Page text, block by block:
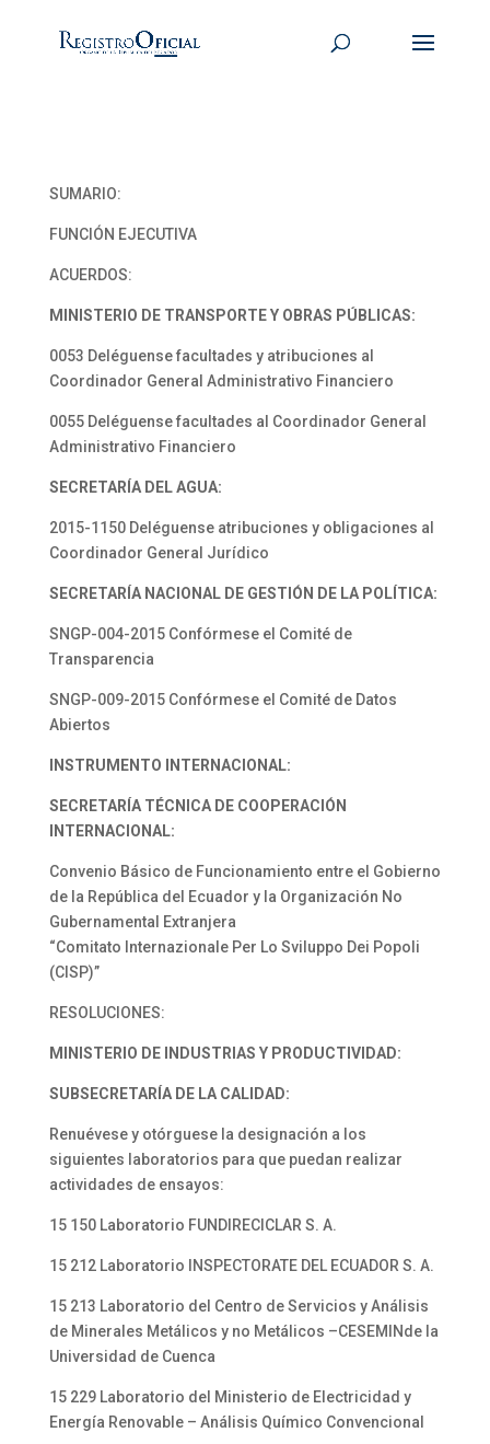
SUMARIO:
FUNCIÓN EJECUTIVA
ACUERDOS:
MINISTERIO DE TRANSPORTE Y OBRAS PÚBLICAS:
0053 Deléguense facultades y atribuciones al
Coordinador General Administrativo Financiero
0055 Deléguense facultades al Coordinador General
Administrativo Financiero
SECRETARÍA DEL AGUA:
2015-1150 Deléguense atribuciones y obligaciones al
Coordinador General Jurídico
SECRETARÍA NACIONAL DE GESTIÓN DE LA POLÍTICA:
SNGP-004-2015 Confórmese el Comité de
Transparencia
SNGP-009-2015 Confórmese el Comité de Datos
Abiertos
INSTRUMENTO INTERNACIONAL:
SECRETARÍA TÉCNICA DE COOPERACIÓN
INTERNACIONAL:
Convenio Básico de Funcionamiento entre el Gobierno
de la República del Ecuador y la Organización No
Gubernamental Extranjera
“Comitato Internazionale Per Lo Sviluppo Dei Popoli
(CISP)”
RESOLUCIONES:
MINISTERIO DE INDUSTRIAS Y PRODUCTIVIDAD:
SUBSECRETARÍA DE LA CALIDAD:
Renuévese y otórguese la designación a los
siguientes laboratorios para que puedan realizar
actividades de ensayos:
15 150 Laboratorio FUNDIRECICLAR S. A.
15 212 Laboratorio INSPECTORATE DEL ECUADOR S. A.
15 213 Laboratorio del Centro de Servicios y Análisis
de Minerales Metálicos y no Metálicos –CESEMINde la
Universidad de Cuenca
15 229 Laboratorio del Ministerio de Electricidad y
Energía Renovable – Análisis Químico Convencional